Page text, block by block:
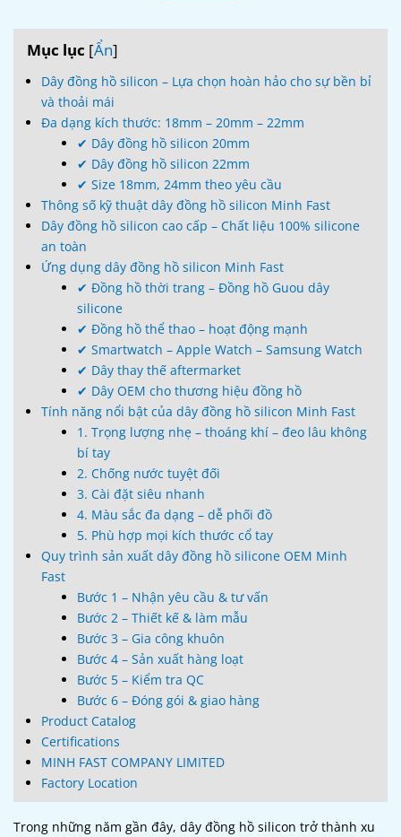
Mục lục [Ẩn]
Dây đồng hồ silicon – Lựa chọn hoàn hảo cho sự bền bỉ
và thoải mái
Đa dạng kích thước: 18mm – 20mm – 22mm
✔ Dây đồng hồ silicon 20mm
✔ Dây đồng hồ silicon 22mm
✔ Size 18mm, 24mm theo yêu cầu
Thông số kỹ thuật dây đồng hồ silicon Minh Fast
Dây đồng hồ silicon cao cấp – Chất liệu 100% silicone
an toàn
Ứng dụng dây đồng hồ silicon Minh Fast
✔ Đồng hồ thời trang – Đồng hồ Guou dây
silicone
✔ Đồng hồ thể thao – hoạt động mạnh
✔ Smartwatch – Apple Watch – Samsung Watch
✔ Dây thay thế aftermarket
✔ Dây OEM cho thương hiệu đồng hồ
Tính năng nổi bật của dây đồng hồ silicon Minh Fast
1. Trọng lượng nhẹ – thoáng khí – đeo lâu không
bí tay
2. Chống nước tuyệt đối
3. Cài đặt siêu nhanh
4. Màu sắc đa dạng – dễ phối đồ
5. Phù hợp mọi kích thước cổ tay
Quy trình sản xuất dây đồng hồ silicone OEM Minh
Fast
Bước 1 – Nhận yêu cầu & tư vấn
Bước 2 – Thiết kế & làm mẫu
Bước 3 – Gia công khuôn
Bước 4 – Sản xuất hàng loạt
Bước 5 – Kiểm tra QC
Bước 6 – Đóng gói & giao hàng
Product Catalog
Certifications
MINH FAST COMPANY LIMITED
Factory Location
Trong những năm gần đây, dây đồng hồ silicon trở thành xu